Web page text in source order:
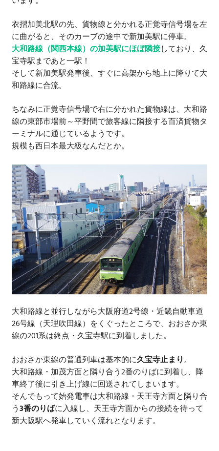
衣摺加美北駅の先、貨物線と分かれる正覚寺信号場を左
に曲がると、そのカーブの途中で新加美駅に停車。
大和路線（関西本線）の加美駅にほぼ隣接しており、久
宝寺駅まであと一駅！
そして新加美駅発車後、すぐに高架から地上に降りて大
和路線に合流。
ちなみに正覚寺信号場で右に分かれた貨物線は、大和路
線の東部市場前～平野間で旅客線に隣接する百済貨物タ
ーミナルに通じているようです。
規模も西日本最大級なんだとか。
大和路線と並行しながら大阪府道2号線・近畿自動車道
26号線（天理吹田線）をくぐったところで、おおさか東
線の201系は終点・久宝寺駅に到着しました。
おおさか東線の普通列車は基本的に久宝寺止まり。
大和路線・加茂方面と隣り合う2番のりばに到着し、降
車終了後に引き上げ線に回送されてしまいます。
そんでもって始発電車は大和路線・天王寺方面と隣り合
う3番のりばに入線し、天王寺方面からの接続を待って
新大阪駅へ発車していく流れとなります。